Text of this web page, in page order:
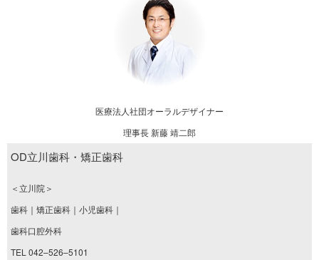
医療法人社団オーラルデザイナー
理事長 新藤 靖二郎
OD立川歯科・矯正歯科
＜立川院＞
歯科｜矯正歯科｜小児歯科｜
歯科口腔外科
TEL 042–526–5101